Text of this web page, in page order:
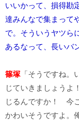
いいかって、損得勘
達みんなで集まって
で。そういうヤツら
あるなって、長いバ
篠塚 「そうですね
じていきましょう
じるんですか！ 今
かわいそうですよ。